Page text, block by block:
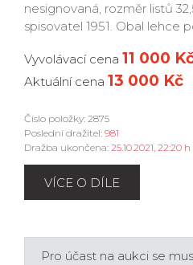
nesignovaná, rozměr listů
spisovatel 1951. Obal lehce
Vyvolávací cena 11 000
Aktuální cena 13 000 Kč
Číslo položky: 2875
Poslední dražitel: 981
Dražba ukončena: 25.10.2021, 22:20 h
VÍCE O DÍLE
Pro účast na aukci se